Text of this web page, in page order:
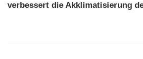
verbessert die Akklimatisierung